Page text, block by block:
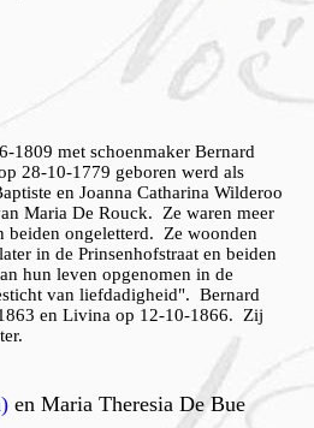
1809 met schoenmaker Bernard
28-10-1779 geboren werd als
en Joanna Catharina Wilderoo
Maria De Rouck. Ze waren meer
beiden ongeletterd. Ze woonden
in de Prinsenhofstraat en beiden
hun leven opgenomen in de
van liefdadigheid". Bernard
en Livina op 12-10-1866. Zij
en Maria Theresia De Bue